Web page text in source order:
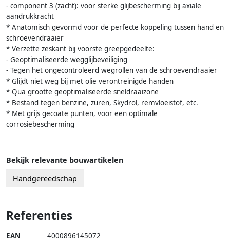
- component 3 (zacht): voor sterke glijbescherming bij axiale
aandrukkracht
* Anatomisch gevormd voor de perfecte koppeling tussen hand en
schroevendraaier
* Verzette zeskant bij voorste greepgedeelte:
- Geoptimaliseerde wegglijbeveiliging
- Tegen het ongecontroleerd wegrollen van de schroevendraaier
* Glijdt niet weg bij met olie verontreinigde handen
* Qua grootte geoptimaliseerde sneldraaizone
* Bestand tegen benzine, zuren, Skydrol, remvloeistof, etc.
* Met grijs gecoate punten, voor een optimale
corrosiebescherming
Bekijk relevante bouwartikelen
Handgereedschap
Referenties
EAN 4000896145072